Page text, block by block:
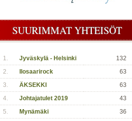
SUURIMMAT YHTEISÖT
1. Jyväskylä - Helsinki
132
2.
Ilosaarirock
63
3.
ÄKSEKKI
63
4.
Johtajatulet 2019
43
5.
Mynämäki
36